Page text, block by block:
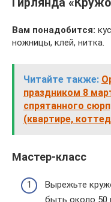
Вам понадобится:
ножницы, клей, нитка.
Читайте также:
праздником 8
спрятанного
(квартире,
Мастер-класс
Вырежьте
быть около 50